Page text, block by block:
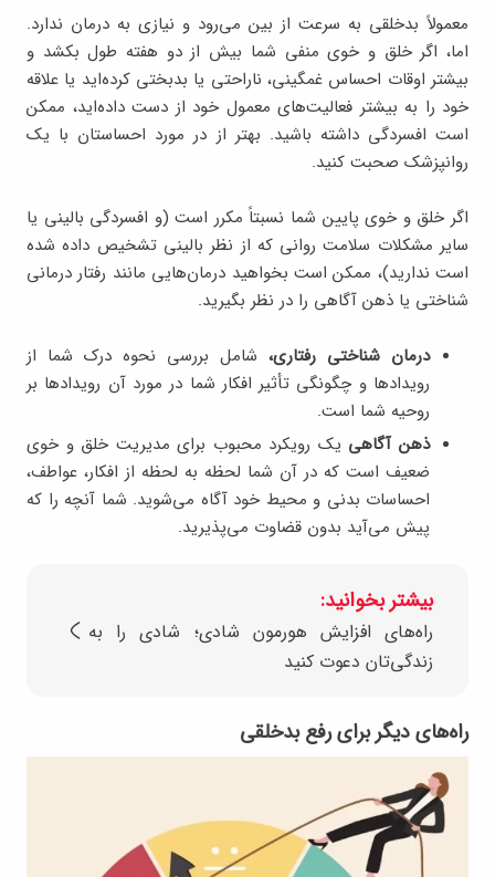
معمولاً بدخلقی به سرعت از بین می‌رود و نیازی به درمان ندارد.
اما، اگر خلق و خوی منفی شما بیش از دو هفته طول بکشد و
بیشتر اوقات احساس غمگینی، ناراحتی یا بدبختی کرده‌اید یا علاقه
خود را به بیشتر فعالیت‌های معمول خود از دست داده‌اید، ممکن
است افسردگی داشته باشید. بهتر از در مورد احساستان با یک
روانپزشک صحبت کنید.
اگر خلق و خوی پایین شما نسبتاً مکرر است (و افسردگی بالینی یا
سایر مشکلات سلامت روانی که از نظر بالینی تشخیص داده شده
است ندارید)، ممکن است بخواهید درمان‌هایی مانند رفتار درمانی
شناختی یا ذهن آگاهی را در نظر بگیرید.
درمان شناختی رفتاری، شامل بررسی نحوه درک شما از
رویدادها و چگونگی تأثیر افکار شما در مورد آن رویدادها بر
روحیه شما است.
ذهن آگاهی یک رویکرد محبوب برای مدیریت خلق و خوی
ضعیف است که در آن شما لحظه به لحظه از افکار، عواطف،
احساسات بدنی و محیط خود آگاه می‌شوید. شما آنچه را که
پیش می‌آید بدون قضاوت می‌پذیرید.
بیشتر بخوانید:
راه‌های افزایش هورمون شادی؛ شادی را به
زندگی‌تان دعوت کنید
راه‌های دیگر برای رفع بدخلقی